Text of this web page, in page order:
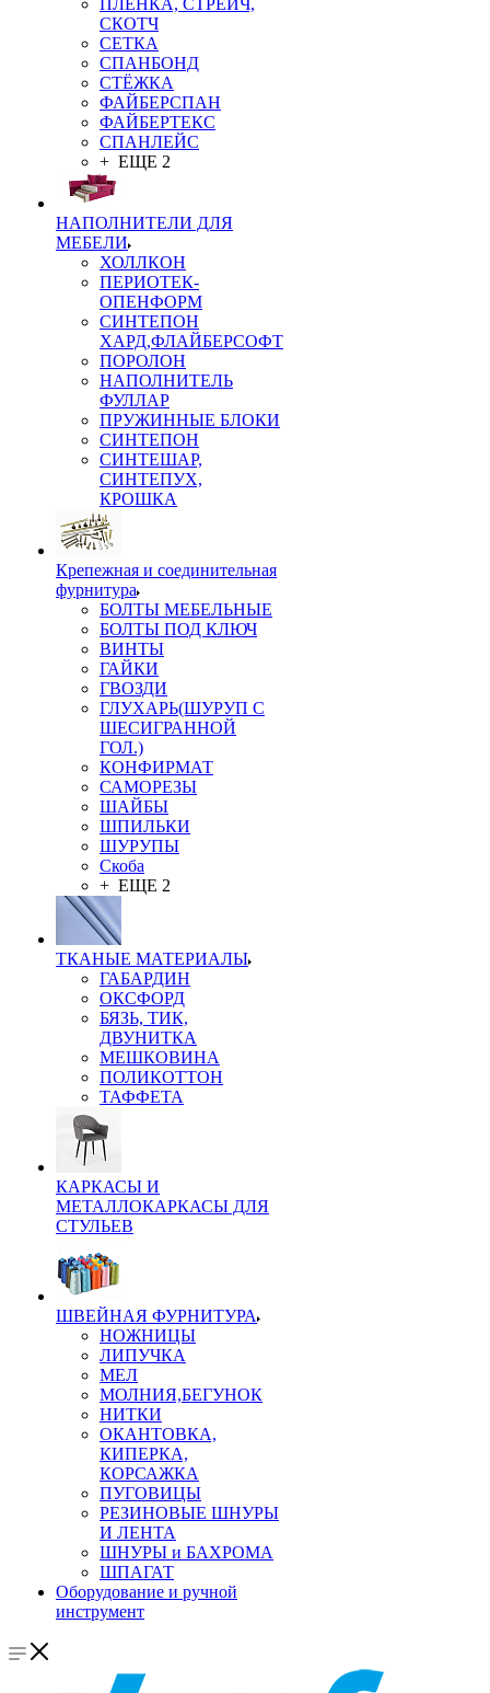
ПЛЁНКА, СТРЕЙЧ,
СКОТЧ
СЕТКА
СПАНБОНД
СТЁЖКА
ФАЙБЕРСПАН
ФАЙБЕРТЕКС
СПАНЛЕЙС
+ ЕЩЕ 2
НАПОЛНИТЕЛИ ДЛЯ
МЕБЕЛИ
ХОЛЛКОН
ПЕРИОТЕК-
ОПЕНФОРМ
СИНТЕПОН
ХАРД,ФЛАЙБЕРСОФТ
ПОРОЛОН
НАПОЛНИТЕЛЬ
ФУЛЛАР
ПРУЖИННЫЕ БЛОКИ
СИНТЕПОН
СИНТЕШАР,
СИНТЕПУХ,
КРОШКА
Крепежная и соединительная
фурнитура
БОЛТЫ МЕБЕЛЬНЫЕ
БОЛТЫ ПОД КЛЮЧ
ВИНТЫ
ГАЙКИ
ГВОЗДИ
ГЛУХАРЬ(ШУРУП С
ШЕСИГРАННОЙ
ГОЛ.)
КОНФИРМАТ
САМОРЕЗЫ
ШАЙБЫ
ШПИЛЬКИ
ШУРУПЫ
Скоба
+ ЕЩЕ 2
ТКАНЫЕ МАТЕРИАЛЫ
ГАБАРДИН
ОКСФОРД
БЯЗЬ, ТИК,
ДВУНИТКА
МЕШКОВИНА
ПОЛИКОТТОН
ТАФФЕТА
КАРКАСЫ И
МЕТАЛЛОКАРКАСЫ ДЛЯ
СТУЛЬЕВ
ШВЕЙНАЯ ФУРНИТУРА
НОЖНИЦЫ
ЛИПУЧКА
МЕЛ
МОЛНИЯ,БЕГУНОК
НИТКИ
ОКАНТОВКА,
КИПЕРКА,
КОРСАЖКА
ПУГОВИЦЫ
РЕЗИНОВЫЕ ШНУРЫ
И ЛЕНТА
ШНУРЫ и БАХРОМА
ШПАГАТ
Оборудование и ручной
инструмент